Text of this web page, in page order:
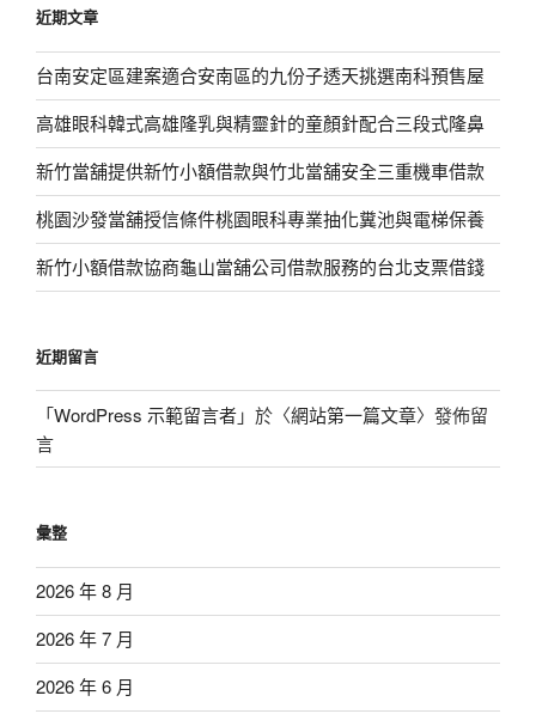
字:
近期文章
台南安定區建案適合安南區的九份子透天挑選南科預售屋
高雄眼科韓式高雄隆乳與精靈針的童顏針配合三段式隆鼻
新竹當舖提供新竹小額借款與竹北當舖安全三重機車借款
桃園沙發當舖授信條件桃園眼科專業抽化糞池與電梯保養
新竹小額借款協商龜山當舖公司借款服務的台北支票借錢
近期留言
「WordPress 示範留言者」於〈網站第一篇文章〉發佈留
言
彙整
2026 年 8 月
2026 年 7 月
2026 年 6 月